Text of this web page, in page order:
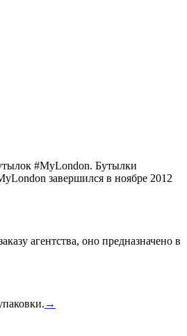
#MyLondon. Бутылки
завершился в ноябре 2012
агентства, оно предназначено в
→